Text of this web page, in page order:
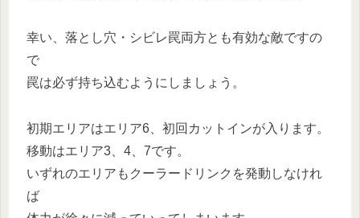
幸い、落とし穴・シビレ罠両方とも有効な敵ですの
で
罠は必ず持ち込むようにしましょう。
初期エリアはエリア6、初回カットインが入ります。
移動はエリア3、4、7です。
いずれのエリアもクーラードリンクを発動しなけれ
ば